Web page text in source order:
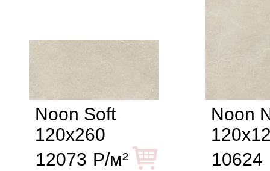
Noon Soft
120x260
12073 Р/м²
Noon
10624